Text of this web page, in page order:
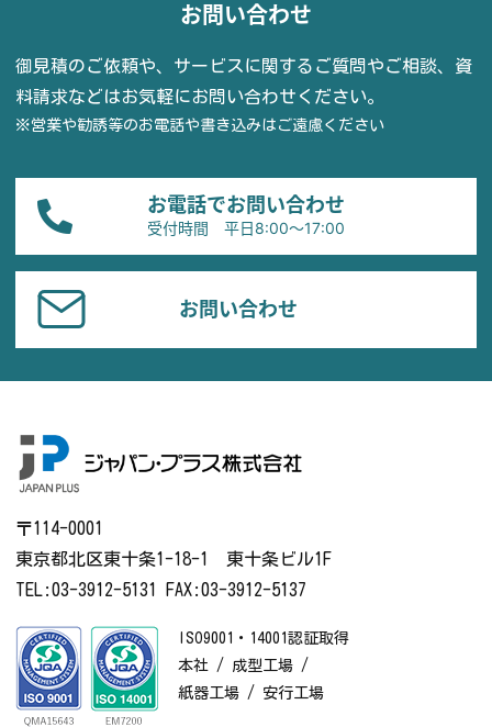
お問い合わせ
御見積のご依頼や、サービスに関するご質問やご相談、資
料請求などはお気軽にお問い合わせください。
※営業や勧誘等のお電話や書き込みはご遠慮ください
お電話でお問い合わせ
受付時間 平日8:00〜17:00
お問い合わせ
〒114-0001
東京都北区東十条1-18-1 東十条ビル1F
TEL:03-3912-5131 FAX:03-3912-5137
ISO9001・14001認証取得
本社 / 成型工場 /
紙器工場 / 安行工場